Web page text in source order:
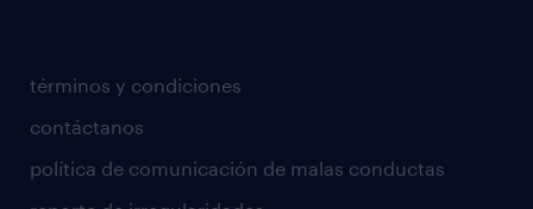
términos y condiciones
contáctanos
política de comunicación de malas conductas